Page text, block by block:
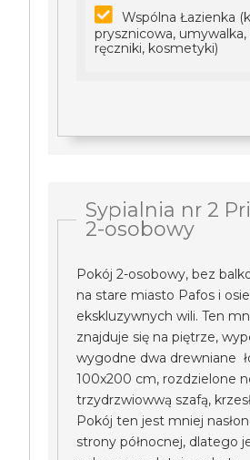
Wspólna Łazienka
prysznicowa,
ręczniki, kosmetyki)
Sypialnia nr 2
2-osobowy
Pokój 2-osobowy, bez
na stare miasto Pafos i
ekskluzywnych wili. Ten
znajduje się na piętrze,
wygodne dwa drewniane
100x200 cm, rozdzielone
trzydrzwiowwą szafą,
Pokój ten jest mniej
strony północnej, dlatego